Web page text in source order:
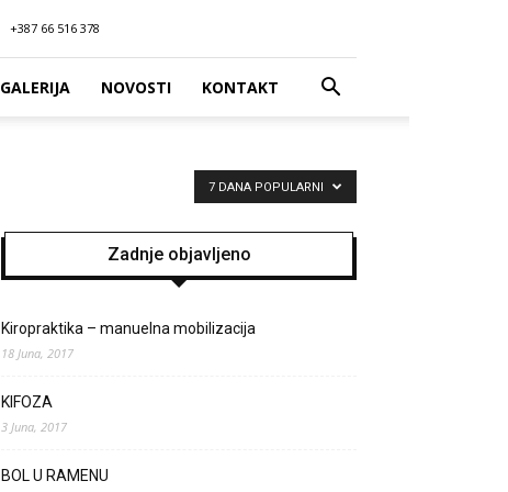
+387 66 516 378
GALERIJA NOVOSTI KONTAKT
7 DANA POPULARNI
Zadnje objavljeno
Kiropraktika – manuelna mobilizacija
18 Juna, 2017
KIFOZA
3 Juna, 2017
BOL U RAMENU